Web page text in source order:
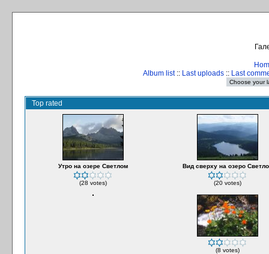
Album list:: Last uploads :: Last
Top rated
Утро на озере Светлом
(28 votes)
Вид сверху на озеро
(20 votes)
(8 votes)